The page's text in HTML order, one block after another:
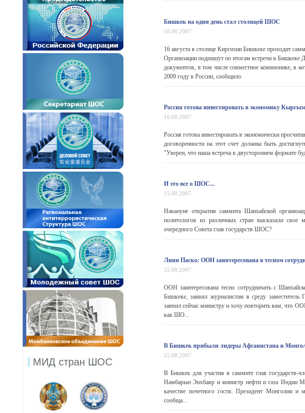
МИД стран ШОС
Бишкек на один день стал столицей ШОС
16.08.2007
16 августа в столице Киргизии Бишкеке проходит
Организации подпишут по итогам встречи в Бишкеке
документов, в том числе совместное коммюнике, в
2009 году в России, сообщило
Россия готова инвестировать в экономику
16.08.2007
Россия готова инвестировать в экономически
договоренности на этот счет должны быть
"Уверен, что наша встреча в двустороннем формате
И это все о ШОС...
15.08.2007
Накануне открытия саммита Шанхайской
политологов из различных стран высказали свое
очередного Совета глав государств ШОС?
Линн Паско: ООН заинтересована в тесном
15.08.2007
ООН заинтересована тесно сотрудничать с
Бишкеке, заявил журналистам в среду
заявил сейчас министру и хочу повторить вам, что
как ШО...
В Бишкек прибыли лидеры Афганистана и
15.08.2007
В Бишкек для участия в саммите глав
Намбарын Энхбаяр и министр нефти и газа
качестве почетного гостя. Президент Монголии
сообща...